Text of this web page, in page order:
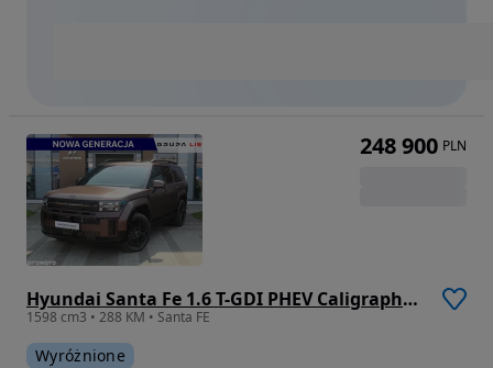
Hyundai Santa Fe 1.6 T-GDI PHEV Caligraphy 4WD 6os
1598 cm3 • 288 KM • Santa FE
Wyróżnione
248 900 PLN